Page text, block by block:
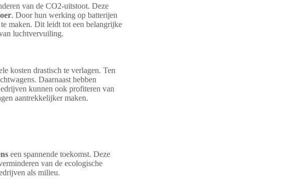
van de CO2-uitstoot. Deze
. Door hun werking op batterijen
te maken. Dit leidt tot een belangrijke
luchtvervuiling.
kosten drastisch te verlagen. Ten
Daarnaast hebben
kunnen ook profiteren van
aantrekkelijker maken.
een spannende toekomst. Deze
van de ecologische
als milieu.